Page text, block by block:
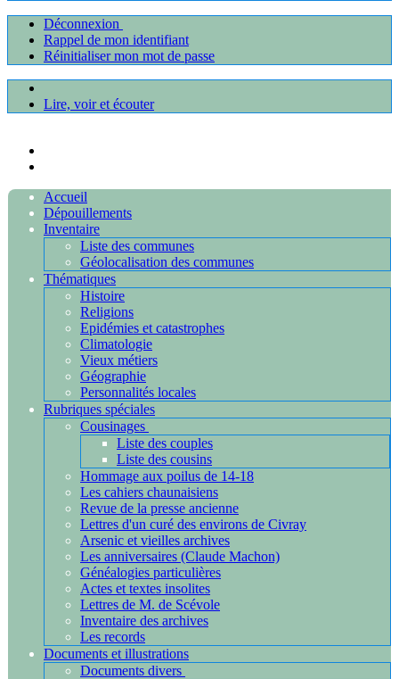
Déconnexion
Rappel de mon identifiant
Réinitialiser mon mot de passe
Lire, voir et écouter
Accueil
Dépouillements
Inventaire
Liste des communes
Géolocalisation des communes
Thématiques
Histoire
Religions
Epidémies et catastrophes
Climatologie
Vieux métiers
Géographie
Personnalités locales
Rubriques spéciales
Cousinages
Liste des couples
Liste des cousins
Hommage aux poilus de 14-18
Les cahiers chaunaisiens
Revue de la presse ancienne
Lettres d'un curé des environs de Civray
Arsenic et vieilles archives
Les anniversaires (Claude Machon)
Généalogies particulières
Actes et textes insolites
Lettres de M. de Scévole
Inventaire des archives
Les records
Documents et illustrations
Documents divers